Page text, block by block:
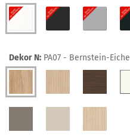
Dekor N: PA07 - Bernstein-Eiche